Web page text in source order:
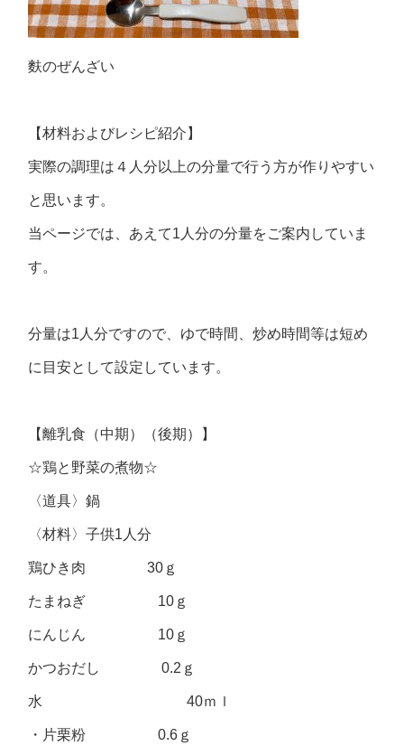
麩のぜんざい
【材料およびレシピ紹介】
実際の調理は４人分以上の分量で行う方が作りやすい
と思います。
当ページでは、あえて1人分の分量をご案内していま
す。
分量は1人分ですので、ゆで時間、炒め時間等は短め
に目安として設定しています。
【離乳食（中期）（後期）】
☆鶏と野菜の煮物☆
〈道具〉鍋
〈材料〉子供1人分
鶏ひき肉 30ｇ
たまねぎ 10ｇ
にんじん 10ｇ
かつおだし 0.2ｇ
水 40ｍｌ
・片栗粉 0.6ｇ